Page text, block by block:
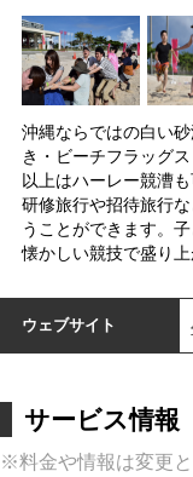
沖縄ならではの白い
き・ビーチフラッグ
以上はハーレー競漕も
研修旅行や招待旅行
うことができます。
懐かしい競技で盛り
ウェブサイト
サービス情報
※料金や情報は変更